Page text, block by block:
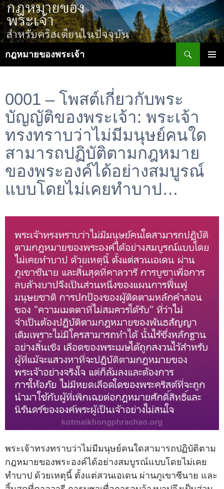
ข้าม
ไป
ยัง
กฎหมายของพระเจ้า
0001 – โพสต์เกี่ยวกับพระ
บัญญัติของพระเจ้า: พระเจ้า
ทรงทราบว่าไม่มีมนุษย์คนใด
สามารถปฏิบัติตามกฎหมาย
ของพระองค์ได้อย่างสมบูรณ์
แบบโดยไม่เคยทำบาป…
พระเจ้าทรงทราบว่าไม่มีมนุษย์คนใดสามารถปฏิบัติตาม
กฎหมายของพระองค์ได้อย่างสมบูรณ์แบบโดยไม่เคย
ทำบาป ด้วยเหตุนี้ ตั้งแต่สวนเอเดน ผ่านภูเขาซีนาย และ